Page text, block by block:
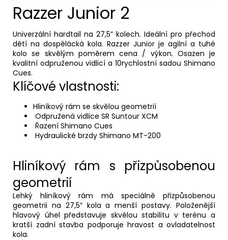
Razzer Junior 2
Univerzální hardtail na 27,5” kolech. Ideální pro přechod
dětí na dospělácká kola. Razzer Junior je agilní a tuhé
kolo se skvělým poměrem cena / výkon. Osazen je
kvalitní odpruženou vidlicí a 10rychlostní sadou Shimano
Cues.
Klíčové vlastnosti:
Hliníkový rám se skvělou geometrií
Odpružená vidlice SR Suntour XCM
Řazení Shimano Cues
Hydraulické brzdy Shimano MT-200
Hliníkový rám s přizpůsobenou
geometrií
Lehký hliníkový rám má speciálně přizpůsobenou
geometrii na 27,5” kola a menší postavy. Položenější
hlavový úhel představuje skvělou stabilitu v terénu a
kratší zadní stavba podporuje hravost a ovladatelnost
kola.
30
Kč